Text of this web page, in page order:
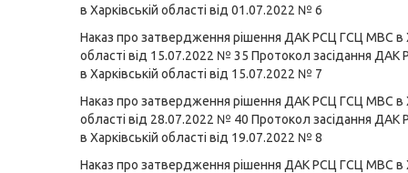
в Харківській області від 01.07.2022 № 6
Наказ про затвердження рішення ДАК РСЦ ГСЦ МВС в
області від 15.07.2022 № 35 Протокол засідання
в Харківській області від 15.07.2022 № 7
Наказ про затвердження рішення ДАК РСЦ ГСЦ МВС в
області від 28.07.2022 № 40 Протокол засідання
в Харківській області від 19.07.2022 № 8
Наказ про затвердження рішення ДАК РСЦ ГСЦ МВС в